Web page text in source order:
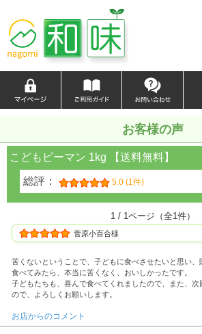
お客様の声
こどもピーマン 1kg 【送料無料】
総評： 5.0 (1件)
1 / 1ページ（全1件）
菅原小百合様
苦くないということで、子どもに食べさせたいと思い、
食べてみたら、本当に苦くなく、おいしかったです。
子どもたちも、喜んで食べてくれましたので、また、
ので、よろしくお願いします。
お店からのコメント